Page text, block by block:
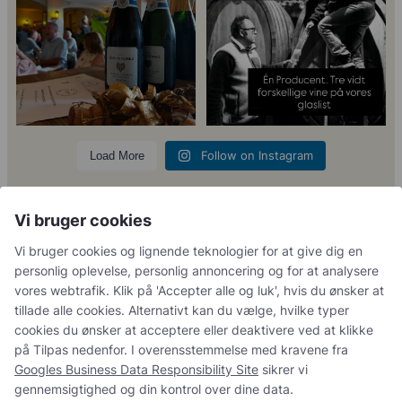
5 0
23 0
Load More Follow on Instagram
Kundeservice
Du kan kontakte os her:
info@champagnekaelderen.dk
Vi bestræber os på at svare inden for 24 timer på hverdage.
Vi bruger cookies
Vi bruger cookies og lignende teknologier for at give dig en
personlig oplevelse, personlig annoncering og for at analysere
vores webtrafik. Klik på 'Accepter alle og luk', hvis du ønsker at
tillade alle cookies. Alternativt kan du vælge, hvilke typer cookies
du ønsker at acceptere eller deaktivere ved at klikke på Tilpas
nedenfor. I overensstemmelse med kravene fraGoogles
Business Data Responsibility Sitesikrer vi gennemsigtighed og
din kontrol over dine data.